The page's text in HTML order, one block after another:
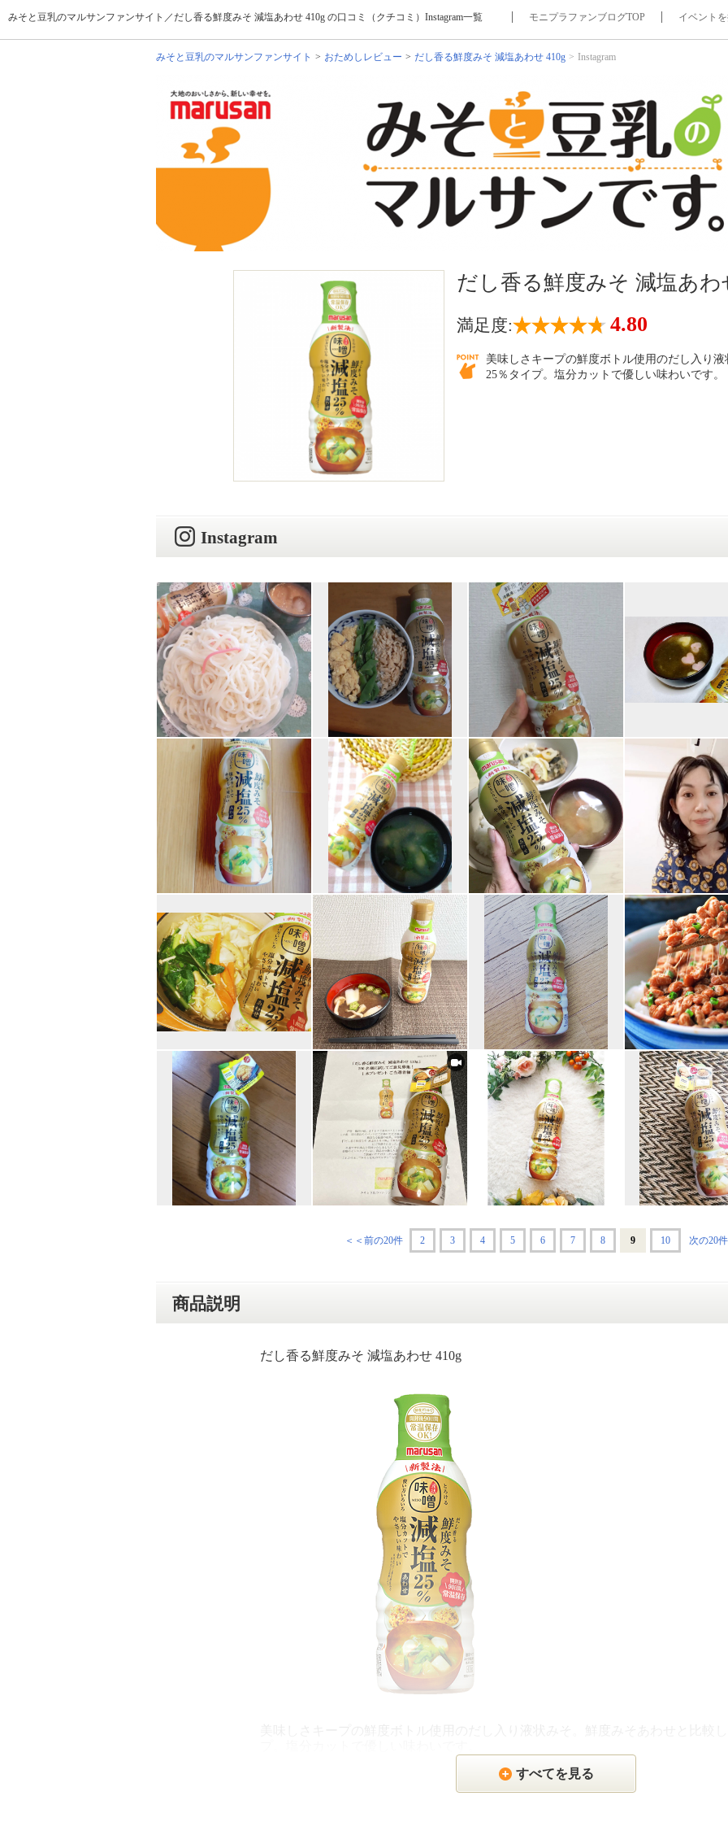
みそと豆乳のマルサンファンサイト／だし香る鮮度みそ 減塩あわせ 410g の口コミ（クチコミ）Instagram一覧 モニプラファンブログTOP イベント
みそと豆乳のマルサンファンサイト おためしレビュー だし香る鮮度みそ 減塩あわせ 410g Instagram
だし香る鮮度みそ 減塩あわ
満足度: 4.80
美味しさキープの鮮度ボトル使用のだし入り
25％タイプ。塩分カットで優しい味わいです
Instagram
＜＜前の20件 2 3 4 5 6 7 8 9 10 次の20
商品説明
だし香る鮮度みそ 減塩あわせ 410g
すべてを見る